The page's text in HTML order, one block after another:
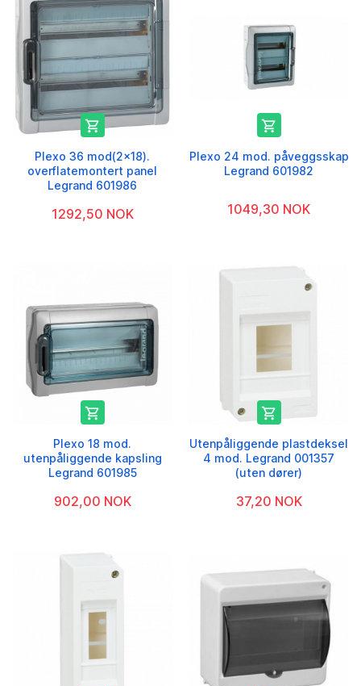

Plexo 36 mod(2x18).
overflatemontert panel
Legrand 601986
1292,50 NOK

Plexo 24 mod. påveggsskap
Legrand 601982
1049,30 NOK

Plexo 18 mod.
utenpåliggende kapsling
Legrand 601985
902,00 NOK

Utenpåliggende plastdeksel
4 mod. Legrand 001357
(uten dører)
37,20 NOK